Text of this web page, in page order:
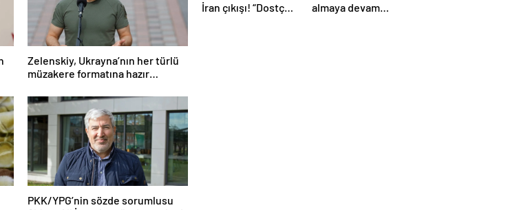
Zelenskiy, Ukrayna’nın her türlü
müzakere formatına hazır
PKK/YPG’nin sözde sorumlusu
İran çıkışı! “Dostça
almaya devam